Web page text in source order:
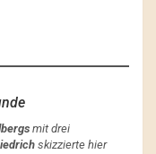
mit drei
skizzierte hier